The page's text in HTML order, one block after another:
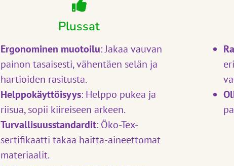
Plussat
Ergonominen muotoilu: Jakaa vauvan
painon tasaisesti, vähentäen selän ja
hartioiden rasitusta.
Helppokäyttöisyys: Helppo pukea ja
riisua, sopii kiireiseen arkeen.
Turvallisuusstandardit: Öko-Tex-
sertifikaatti takaa haitta-aineettomat
materiaalit.